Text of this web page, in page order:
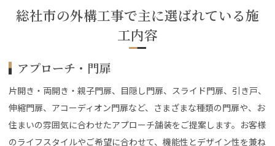
総社市の外構工事で主に選ばれている施
工内容
アプローチ・門扉
片開き・両開き・親子門扉、目隠し門扉、スライド門扉、引き戸、
伸縮門扉、アコーディオン門扉など、さまざまな種類の門扉や、お
住まいの雰囲気に合わせたアプローチ舗装をご提案します。お客様
のライフスタイルやご希望に合わせて、機能性とデザイン性を兼ね